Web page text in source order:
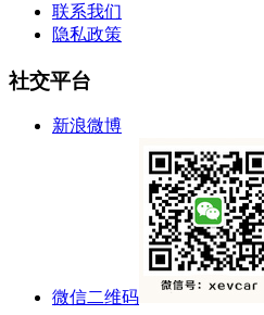
联系我们
隐私政策
社交平台
新浪微博
微信二维码